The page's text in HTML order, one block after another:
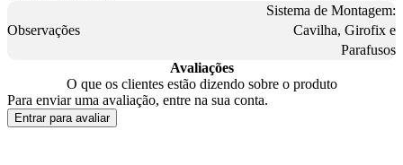
Observações
Sistema de Montagem:
Cavilha, Girofix e
Parafusos
Avaliações
O que os clientes estão dizendo sobre o produto
Para enviar uma avaliação, entre na sua conta.
Entrar para avaliar